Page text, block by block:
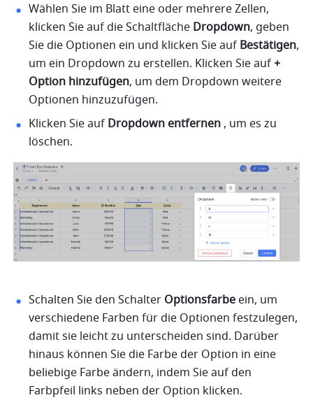
Wählen Sie im Blatt eine oder mehrere Zellen,
klicken Sie auf die Schaltfläche Dropdown, geben
Sie die Optionen ein und klicken Sie auf Bestätigen,
um ein Dropdown zu erstellen. Klicken Sie auf +
Option hinzufügen, um dem Dropdown weitere
Optionen hinzuzufügen.
Klicken Sie auf Dropdown entfernen , um es zu
löschen.
Schalten Sie den Schalter Optionsfarbe ein, um
verschiedene Farben für die Optionen festzulegen,
damit sie leicht zu unterscheiden sind. Darüber
hinaus können Sie die Farbe der Option in eine
beliebige Farbe ändern, indem Sie auf den
Farbpfeil links neben der Option klicken.